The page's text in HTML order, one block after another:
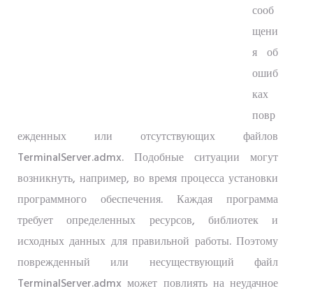
сооб
щени
я об
ошиб
ках
повр
ежденных или отсутствующих файлов
TerminalServer.admx. Подобные ситуации могут
возникнуть, например, во время процесса установки
программного обеспечения. Каждая программа
требует определенных ресурсов, библиотек и
исходных данных для правильной работы. Поэтому
поврежденный или несуществующий файл
TerminalServer.admx может повлиять на неудачное